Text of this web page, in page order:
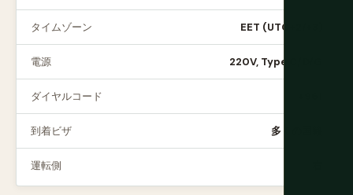
タイムゾーン EET (UTC+2/+3)
電源 220V, Type C/D/G
ダイヤルコード
到着ビザ 多くの国籍
運転側